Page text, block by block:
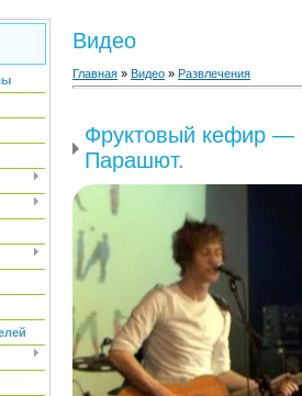
Видео
Главная » Видео » Развлечения
Фруктовый кефир
Парашют.